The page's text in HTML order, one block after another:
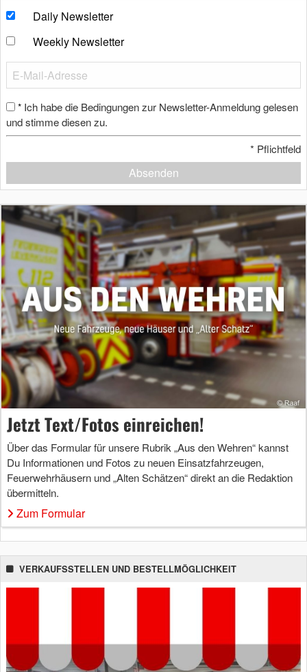
Daily Newsletter
Weekly Newsletter
* Ich habe die Bedingungen zur Newsletter-Anmeldung gelesen
und stimme diesen zu.
* Pflichtfeld
Absenden
Jetzt Text/Fotos einreichen!
Über das Formular für unsere Rubrik „Aus den Wehren“ kannst
Du Informationen und Fotos zu neuen Einsatzfahrzeugen,
Feuerwehrhäusern und „Alten Schätzen“ direkt an die Redaktion
übermitteln.
Zum Formular
VERKAUFSSTELLEN UND BESTELLMÖGLICHKEIT